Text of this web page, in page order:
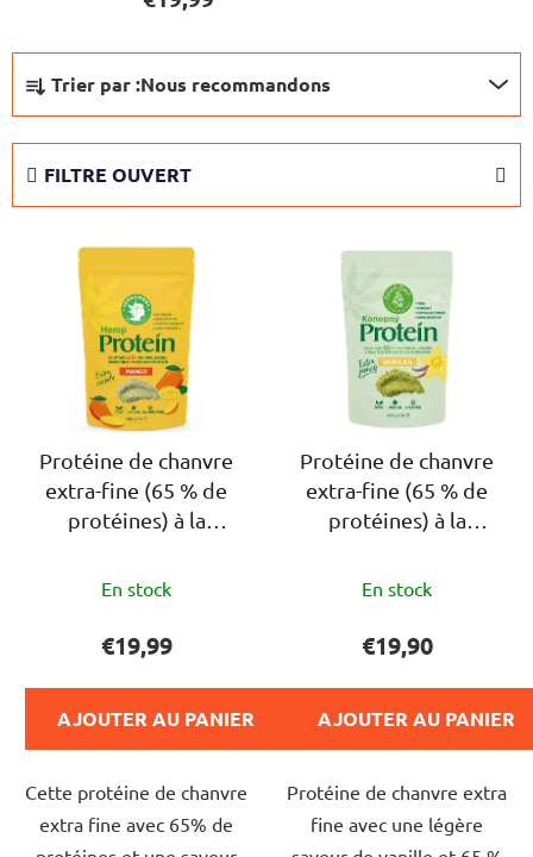
i
Trier par :Nous recommandons
FILTRE OUVERT
Protéine de chanvre
extra-fine (65 % de
protéines) à la
En stock
€19,99
AJOUTER AU PANIER
Cette protéine de chanvre
extra fine avec 65% de
Protéine de chanvre
extra-fine (65 % de
protéines) à la
moyenne
produit
est
de
sur
5
En stock
€19,90
AJOUTER AU PANIER
Protéine de chanvre extra
fine avec une légère